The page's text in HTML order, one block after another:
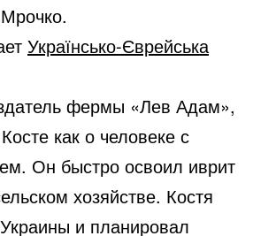
Українсько-Єврейська
фермы «Лев Адам»,
как о человеке с
Он быстро освоил иврит
хозяйстве. Костя
и планировал